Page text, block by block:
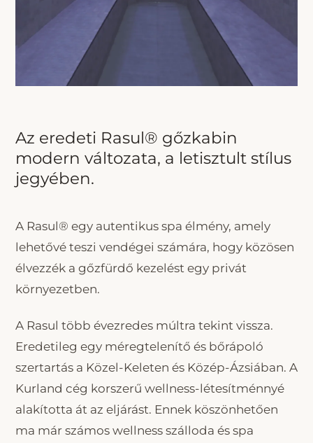
Az eredeti Rasul® gőzkabin
modern változata, a letisztult stílus
jegyében.
A Rasul® egy autentikus spa élmény, amely
lehetővé teszi vendégei számára, hogy közösen
élvezzék a gőzfürdő kezelést egy privát
környezetben.
A Rasul több évezredes múltra tekint vissza.
Eredetileg egy méregtelenítő és bőrápoló
szertartás a Közel-Keleten és Közép-Ázsiában. A
Kurland cég korszerű wellness-létesítménnyé
alakította át az eljárást. Ennek köszönhetően
ma már számos wellness szálloda és spa